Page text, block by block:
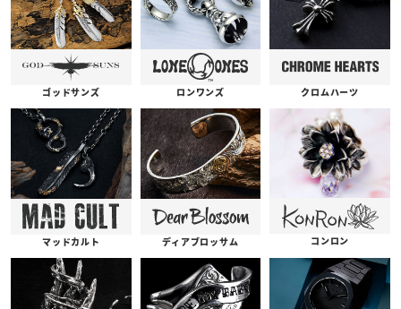
ゴッドサンズ ロンワンズ クロムハーツ
マッドカルト ディアブロッサム コンロン